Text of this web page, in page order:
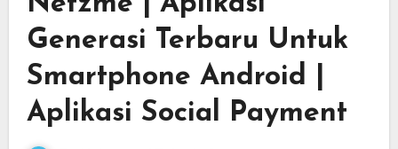
Generasi Terbaru Untuk
Smartphone Android |
Aplikasi Social Payment